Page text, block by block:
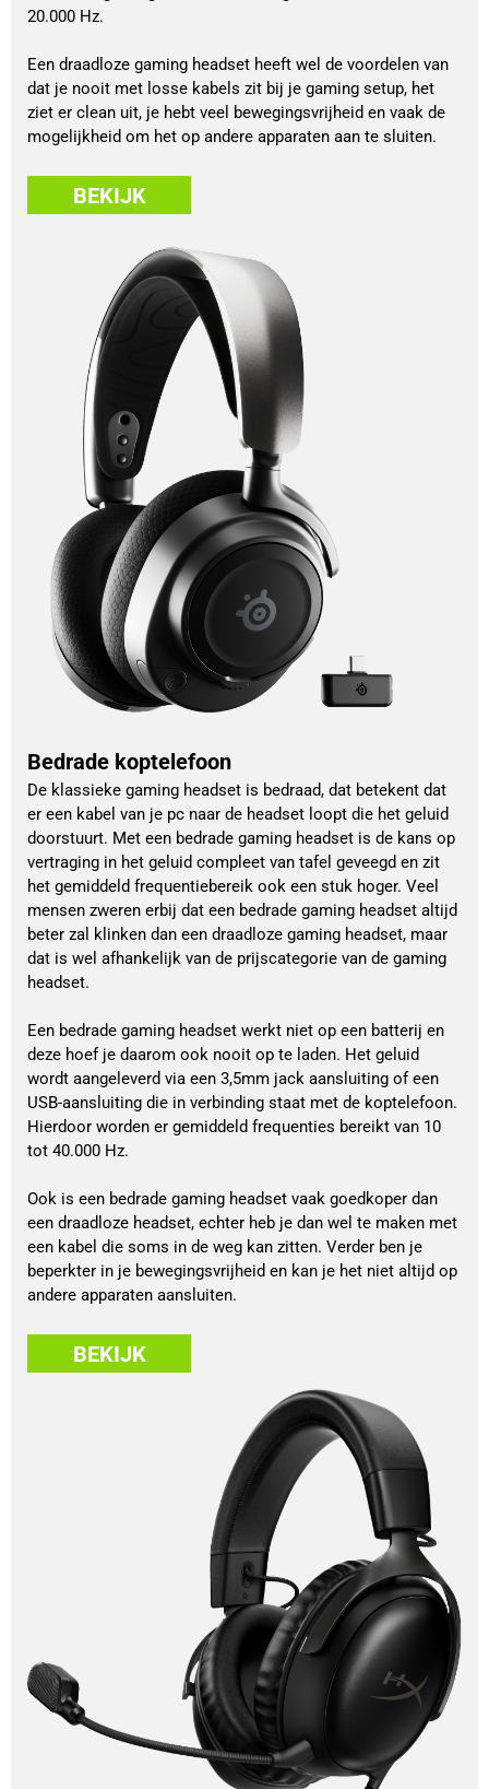
20.000 Hz.
Een draadloze gaming headset heeft wel de voordelen van
dat je nooit met losse kabels zit bij je gaming setup, het
ziet er clean uit, je hebt veel bewegingsvrijheid en vaak de
mogelijkheid om het op andere apparaten aan te sluiten.
BEKIJK
Bedrade koptelefoon
De klassieke gaming headset is bedraad, dat betekent dat
er een kabel van je pc naar de headset loopt die het geluid
doorstuurt. Met een bedrade gaming headset is de kans op
vertraging in het geluid compleet van tafel geveegd en zit
het gemiddeld frequentiebereik ook een stuk hoger. Veel
mensen zweren erbij dat een bedrade gaming headset altijd
beter zal klinken dan een draadloze gaming headset, maar
dat is wel afhankelijk van de prijscategorie van de gaming
headset.
Een bedrade gaming headset werkt niet op een batterij en
deze hoef je daarom ook nooit op te laden. Het geluid
wordt aangeleverd via een 3,5mm jack aansluiting of een
USB-aansluiting die in verbinding staat met de koptelefoon.
Hierdoor worden er gemiddeld frequenties bereikt van 10
tot 40.000 Hz.
Ook is een bedrade gaming headset vaak goedkoper dan
een draadloze headset, echter heb je dan wel te maken met
een kabel die soms in de weg kan zitten. Verder ben je
beperkter in je bewegingsvrijheid en kan je het niet altijd op
andere apparaten aansluiten.
BEKIJK